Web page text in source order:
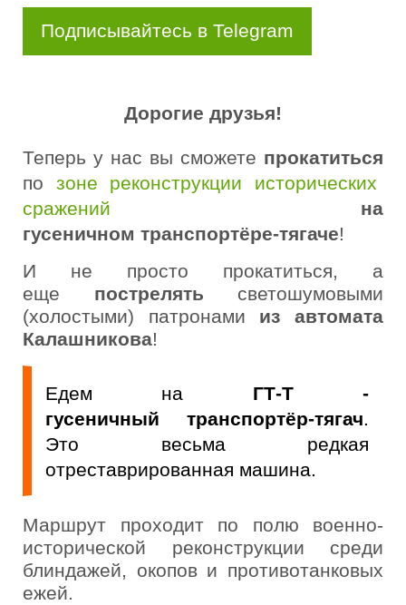
Подписывайтесь в Telegram
Дорогие друзья!
Теперь у нас вы сможете прокатиться
по зоне реконструкции исторических
сражений
на
гусеничном транспортёре-тягаче!
И не просто прокатиться, а
еще пострелять светошумовыми
(холостыми) патронами из автомата
Калашникова!
Едем на ГТ-Т -
гусеничный транспортёр-тягач.
Это весьма редкая
отреставрированная машина.
Маршрут проходит по полю военно-
исторической реконструкции среди
блиндажей, окопов и противотанковых
ежей.